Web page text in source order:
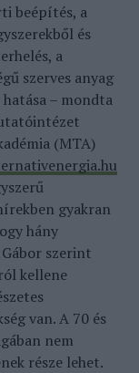
beépítés, a
és
a
szerves anyag
– mondta
(MTA)
gyakran
hány
szerint
kellene
van. A 70 és
nem
része lehet.